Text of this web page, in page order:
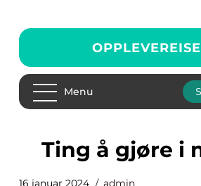
Menu
ting å gjøre i
16 januar 2024 admin